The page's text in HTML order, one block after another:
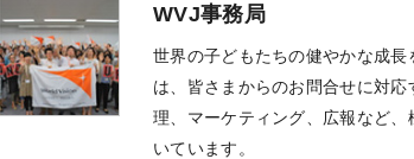
WVJ事務局
世界の子どもたちの健やかな成
は、皆さまからのお問合せに対
理、マーケティング、広報など
いています。